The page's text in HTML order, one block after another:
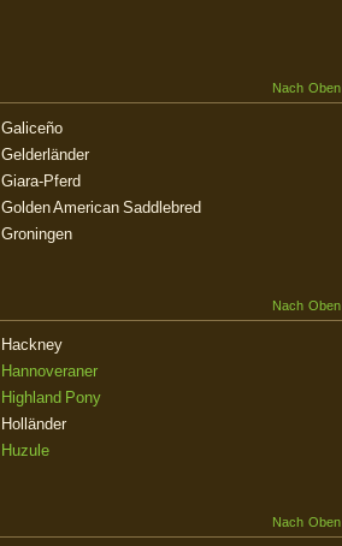
Nach Oben
Galiceño
Gelderländer
Giara-Pferd
Golden American Saddlebred
Groningen
Nach Oben
Hackney
Hannoveraner
Highland Pony
Holländer
Huzule
Nach Oben